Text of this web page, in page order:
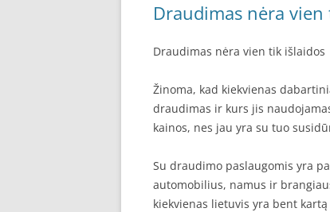
Draudimas nėra
Draudimas nėra vien tik išlaidos
Žinoma, kad kiekvienas
draudimas ir kurs jis
kainos, nes jau yra su tuo
Su draudimo paslaugomis yra
automobilius, namus ir
kiekvienas lietuvis yra bent